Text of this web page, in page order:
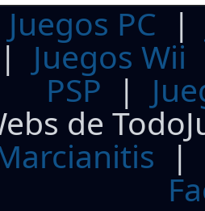
Juegos PC
Juegos Wii
PSP |
de
|